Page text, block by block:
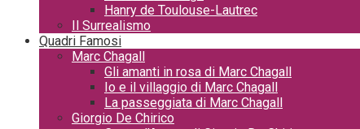
Hanry de Toulouse-Lautrec
Il Surrealismo
Quadri Famosi
Marc Chagall
Gli amanti in rosa di Marc Chagall
Io e il villaggio di Marc Chagall
La passeggiata di Marc Chagall
Giorgio De Chirico